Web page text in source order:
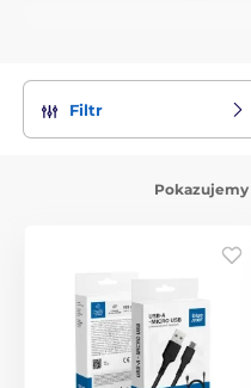
Filtr
Pokazujemy